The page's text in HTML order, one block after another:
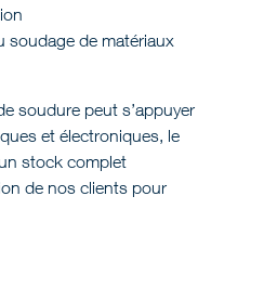
soudage de matériaux
soudure peut s’appuyer
et électroniques, le
stock complet
de nos clients pour